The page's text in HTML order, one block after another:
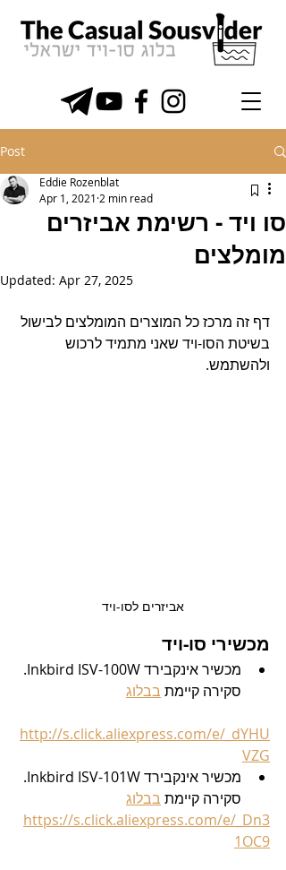
Post
סו ויד - רשימת אביזרים
מומלצים
Eddie Rozenblat
Apr 1, 2021 2 min read
Updated: Apr 27, 2025
דף זה מרכז כל המוצרים המומלצים לבישול
בשיטת הסו-ויד שאני מתמיד לרכוש
ולהשתמש.
אביזרים לסו-ויד
מכשירי סו-ויד
מכשיר אינקבירד Inkbird ISV-100W.
סקירה קיימת בבלוג
http://s.click.aliexpress.com/e/_dYHU
VZG
מכשיר אינקבירד Inkbird ISV-101W.
סקירה קיימת בבלוג
https://s.click.aliexpress.com/e/_Dn3
1OC9